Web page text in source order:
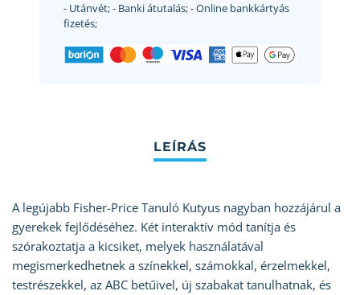
- Utánvét;- Banki átutalás;- Online bankkártyás
fizetés;
A legújabb Fisher-Price Tanuló Kutyus nagyban hozzájárul a
gyerekek fejlődéséhez. Két interaktív mód tanítja és
szórakoztatja a kicsiket, melyek használatával
megismerkedhetnek a színekkel, számokkal, érzelmekkel,
testrészekkel, az ABC betűivel, új szabakat tanulhatnak, és